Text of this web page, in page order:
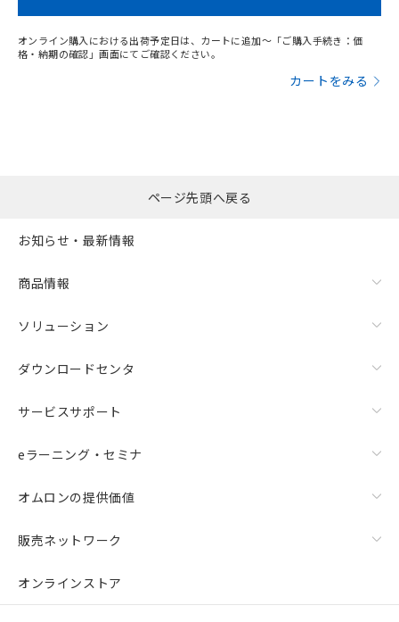
オンライン購入における出荷予定日は、カートに追加～「ご購入手続き：価
格・納期の確認」画面にてご確認ください。
カートをみる
ページ先頭へ戻る
お知らせ・最新情報
商品情報
ソリューション
ダウンロードセンタ
サービスサポート
eラーニング・セミナ
オムロンの提供価値
販売ネットワーク
オンラインストア